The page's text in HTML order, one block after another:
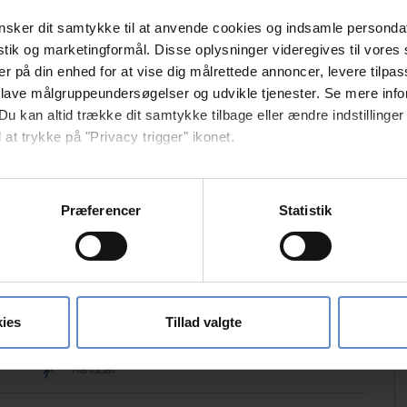
dit samtykke til at anvende cookies og indsamle
og marketingformål. Disse oplysninger videregives til vores
på din enhed for at vise dig målrettede annoncer, levere
målgruppeundersøgelser og udvikle tjenester. Se mere
kan altid trække dit samtykke tilbage eller ændre indstillinger
at trykke på "Privacy trigger" ikonet.
gerne:
om din placering, der kan være nøjagtig inden for få
vores indhold og annoncer, til at vise dig funktioner til sociale
om din brug af vores hjemmeside med vores partnere
Præferencer Statistik
Tillad valgte
Kleiderwäsche
Tischtennis
Minigolf
Handball